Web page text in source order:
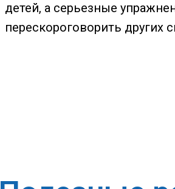
детей, а серьезные
перескороговорить других